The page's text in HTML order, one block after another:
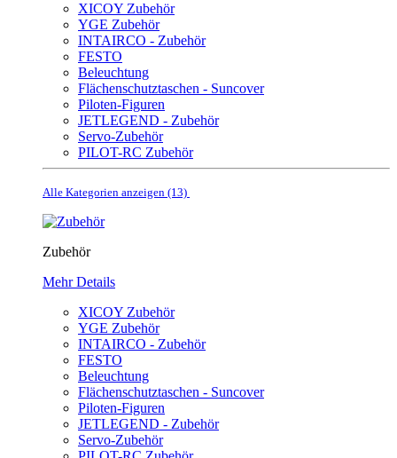
XICOY Zubehör
YGE Zubehör
INTAIRCO - Zubehör
FESTO
Beleuchtung
Flächenschutztaschen - Suncover
Piloten-Figuren
JETLEGEND - Zubehör
Servo-Zubehör
PILOT-RC Zubehör
Alle Kategorien anzeigen (13)
Zubehör
Mehr Details
XICOY Zubehör
YGE Zubehör
INTAIRCO - Zubehör
FESTO
Beleuchtung
Flächenschutztaschen - Suncover
Piloten-Figuren
JETLEGEND - Zubehör
Servo-Zubehör